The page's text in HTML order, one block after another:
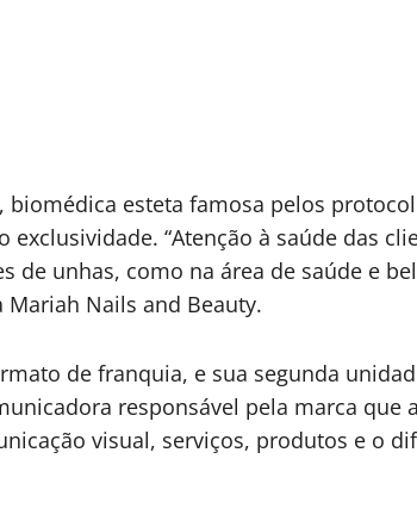
biomédica esteta famosa pelos
“Atenção à saúde das
de unhas, como na área de saúde e
Nails and Beauty.
de franquia, e sua segunda
responsável pela marca
visual, serviços, produtos e o